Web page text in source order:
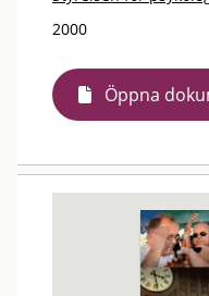
2000
Öppna